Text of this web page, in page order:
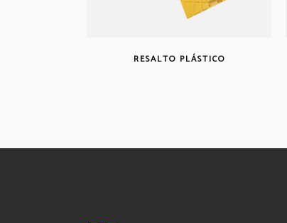
RESALTO PLÁSTICO